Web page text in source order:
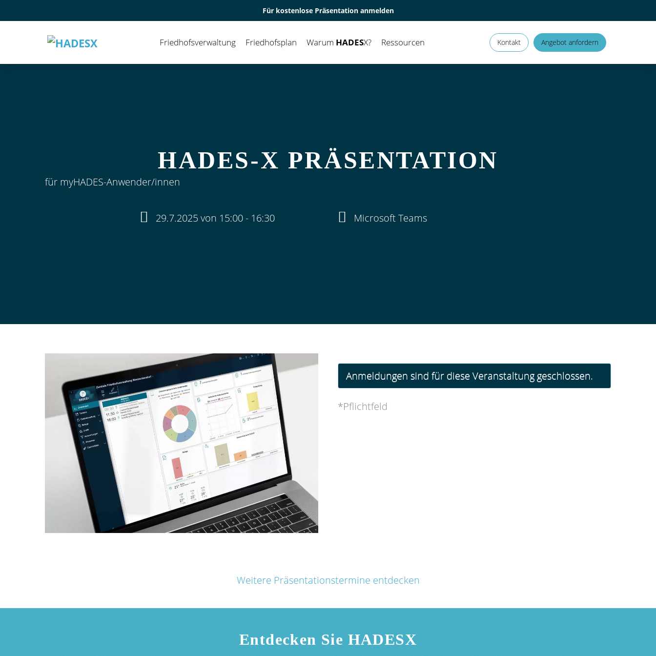
Inhalt
Für kostenlose Präsentation anmelden
Friedhofsverwaltung Friedhofsplan Warum HADESX? Ressourcen Kontakt Angebot anfordern
HADES‑X PRÄSENTATION
für myHADES-Anwender/innen
29.7.2025 von 15:00 - 16:30 Microsoft Teams
Anmeldungen sind für diese Veranstaltung geschlossen.
*Pflichtfeld
Weitere Präsentationstermine entdecken
Entdecken Sie HADESX